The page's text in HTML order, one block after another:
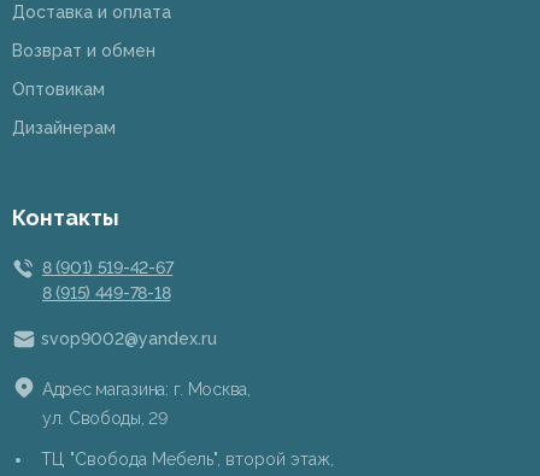
Доставка и оплата
Возврат и обмен
Оптовикам
Дизайнерам
Контакты
8 (901) 519-42-67
8 (915) 449-78-18
svop9002@yandex.ru
Адрес магазина: г. Москва,
ул. Свободы, 29
ТЦ "Свобода Мебель", второй этаж,